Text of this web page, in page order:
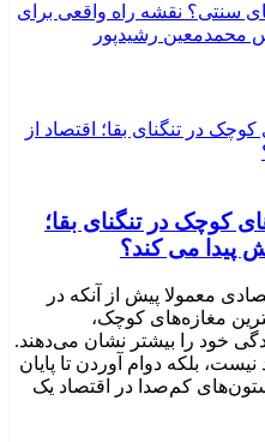
سنتی؟ نقشه راه واقعی برای
رشیدپور
کوچک در تنگنای بقا؛
پیدا می کند؟
معمولا پیش از آنکه در
مغازه‌های کوچک،
خود را بیشتر نشان می‌دهند.
بلکه دوام آوردن تا پایان
کم‌صدا در اقتصاد یک